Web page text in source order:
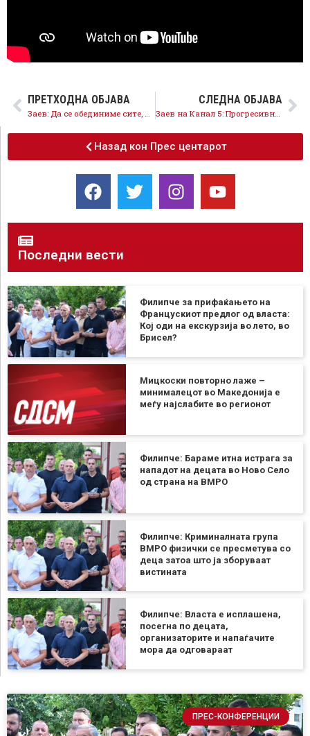
ПРЕТХОДНА ОБЈАВА
Заев: Да се обединиме сите, да го сочуваме вистинскиот правец на Карпош и државата, да продолжиме да одиме напред
СЛЕДНА ОБЈАВА
Заев на Канал 5: Прогресивните граѓани се мнозинство и тие ќе го трасираат европскиот пат во недела
Назад кон Прес центарот
Последни вести
Филипче за прифаќањето на
Францускиот предлог од власта:
Кој оди на екскурзија во лето, во
Брисел?
Мицкоски повторно лаже –
минималецот во Македонија е
меѓу најслабите во регионот
Филипче: Бараме итна истрага за
нападот на децата во Ново Село
од страна на ВМРО
Филипче: Криминалната група
ВМРО физички се пресметува со
деца затоа што ја зборуваат
вистината
Филипче: Власта е исплашена,
посегна по децата,
организаторите и напаѓачите
мора да одговараат
ПРЕС-КОНФЕРЕНЦИИ